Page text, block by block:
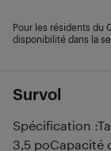
Survol
Spécification
3,5 poCapacité
Pour les résidents du
disponibilité dans la